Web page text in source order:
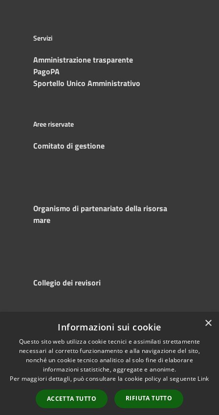
Servizi
Amministrazione trasparente
PagoPA
Sportello Unico Amministrativo
Aree riservate
Comitato di gestione
Organismo di partenariato della risorsa
mare
Collegio dei revisori
Accessibility
Privacy
Cookie
Sitemap
Copyright © 2025
Autorità di
Sistema Portuale
del Mare Adriatico
Centrale
Powered by
Municipium
Accesso redazione
×
Informazioni sui cookie
Questo sito web utilizza cookie tecnici e assimilati strettamente
necessari al corretto funzionamento e alla navigazione del sito,
nonché un cookie tecnico analitico al solo fine di elaborare
informazioni statistiche, aggregate e anonime.
Per maggiori dettagli, può consultare la cookie policy al seguente Link
ACCETTA TUTTO RIFIUTA TUTTO